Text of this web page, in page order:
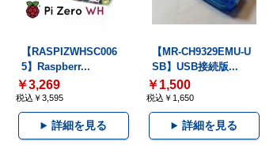
【RASPIZWHSC006
5】Raspberr...
￥3,269
税込￥3,595
詳細を見る
【MR-CH9329EMU-U
SB】USB接続版...
￥1,500
税込￥1,650
詳細を見る